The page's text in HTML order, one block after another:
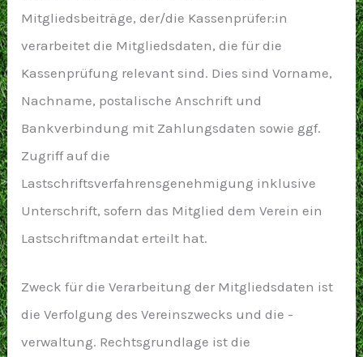
Mitgliedsbeiträge, der/die Kassenprüfer:in
verarbeitet die Mitgliedsdaten, die für die
Kassenprüfung relevant sind. Dies sind Vorname,
Nachname, postalische Anschrift und
Bankverbindung mit Zahlungsdaten sowie ggf.
Zugriff auf die
Lastschriftsverfahrensgenehmigung inklusive
Unterschrift, sofern das Mitglied dem Verein ein
Lastschriftmandat erteilt hat.
Zweck für die Verarbeitung der Mitgliedsdaten ist
die Verfolgung des Vereinszwecks und die -
verwaltung. Rechtsgrundlage ist die